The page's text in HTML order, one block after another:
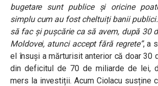
bugetare sunt publice și oricine
simplu cum au fost cheltuiți banii
să fac și pușcărie ca să avem, după 30
Moldovei, atunci accept fără regrete”, a
el însuși a mărturisit anterior că doar 30
din deficitul de 70 de miliarde de lei,
mers la investiții. Acum Ciolacu susține